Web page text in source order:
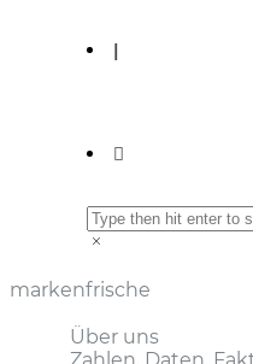
|
markenfrische
Über uns